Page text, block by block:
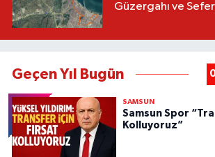
Güzergahı ve
Geçen Yıl Bugün
SAMSUN
Samsun Spor
Kolluyoruz”